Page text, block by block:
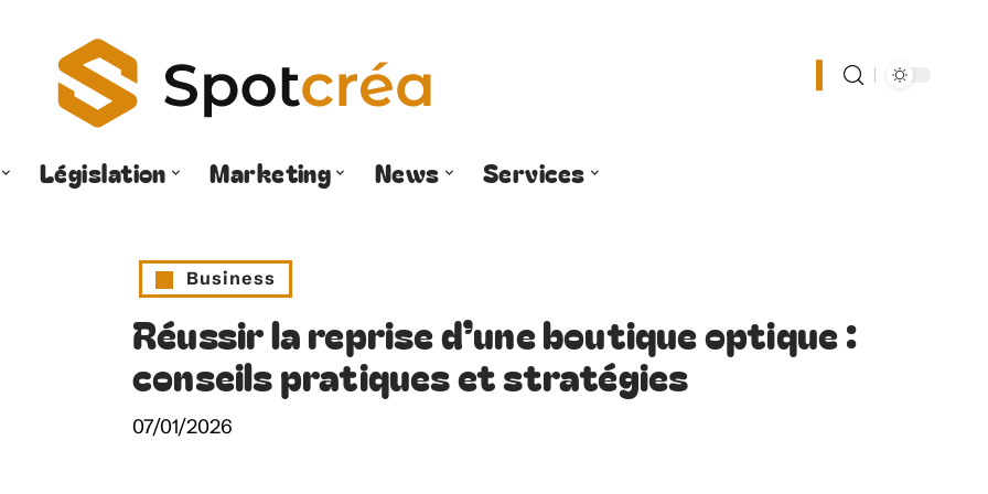
Législation Marketing News Services
Business
Réussir la reprise d’une boutique optique :
conseils pratiques et stratégies
07/01/2026